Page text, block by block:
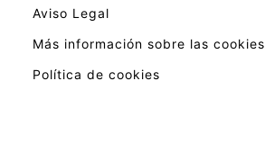
Aviso Legal
Más información sobre las cookies
Política de cookies